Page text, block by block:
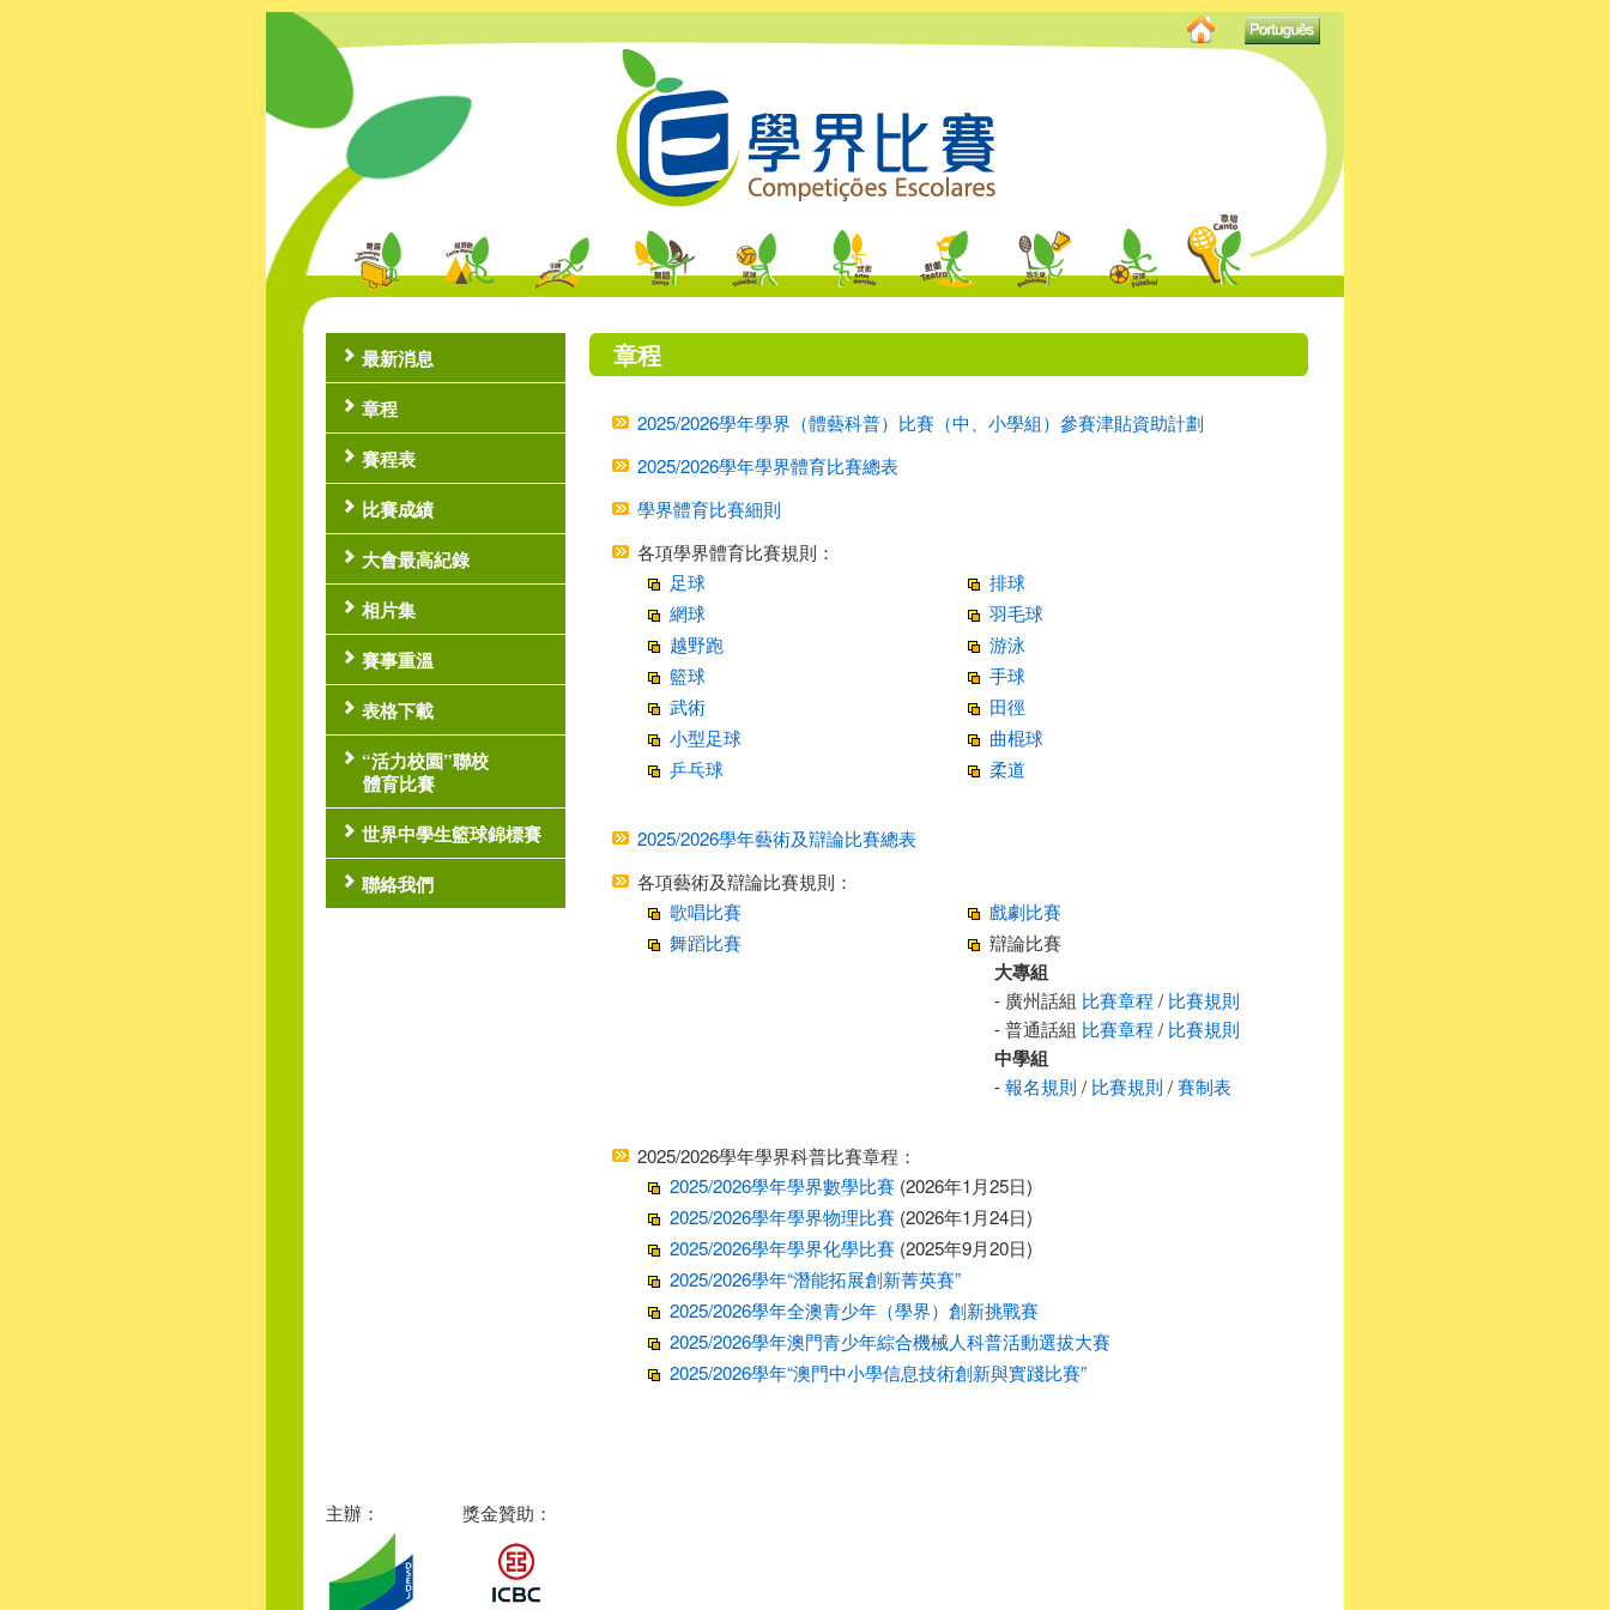
最新消息
章程
賽程表
比賽成績
大會最高紀錄
相片集
賽事重溫
表格下載
“活力校園”聯校
體育比賽
世界中學生籃球錦標賽
聯絡我們
章程
2025/2026學年學界（體藝科普）比賽（中、小學組）參賽津貼資助計劃
2025/2026學年學界體育比賽總表
學界體育比賽細則
各項學界體育比賽規則：
足球
排球
網球
羽毛球
越野跑
游泳
籃球
手球
武術
田徑
小型足球
曲棍球
乒乓球
柔道
2025/2026學年藝術及辯論比賽總表
各項藝術及辯論比賽規則：
歌唱比賽
戲劇比賽
舞蹈比賽
辯論比賽
大專組
- 廣州話組 比賽章程 /比賽規則
- 普通話組 比賽章程 /比賽規則
中學組
-報名規則 /比賽規則 /賽制表
2025/2026學年學界科普比賽章程：
2025/2026學年學界數學比賽 (2026年1月25日)
2025/2026學年學界物理比賽 (2026年1月24日)
2025/2026學年學界化學比賽 (2025年9月20日)
2025/2026學年“潛能拓展創新菁英賽”
2025/2026學年全澳青少年（學界）創新挑戰賽
2025/2026學年澳門青少年綜合機械人科普活動選拔大賽
2025/2026學年“澳門中小學信息技術創新與實踐比賽”
主辦： 獎金贊助：